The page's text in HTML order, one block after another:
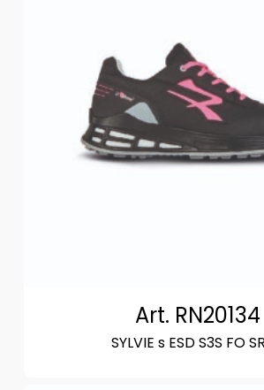
Art. RN20134
SYLVIE s ESD S3S FO